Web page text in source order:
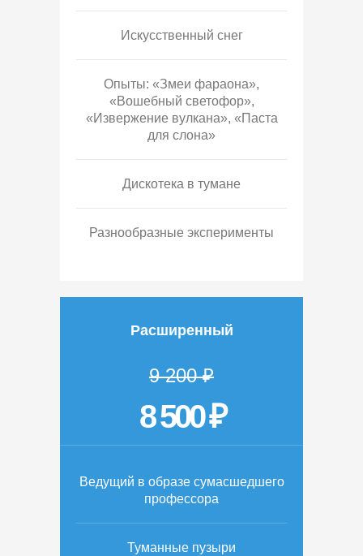
Искусственный снег
Опыты: «Змеи фараона»,
«Вошебный светофор»,
«Извержение вулкана», «Паста
для слона»
Дискотека в тумане
Разнообразные эксперименты
Расширенный
9 200 ₽
8 500 ₽
Ведущий в образе сумасшедшего
профессора
Туманные пузыри